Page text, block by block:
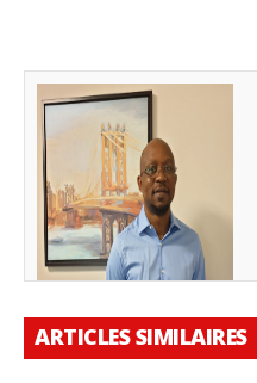
ARTICLES SIMILAIRES